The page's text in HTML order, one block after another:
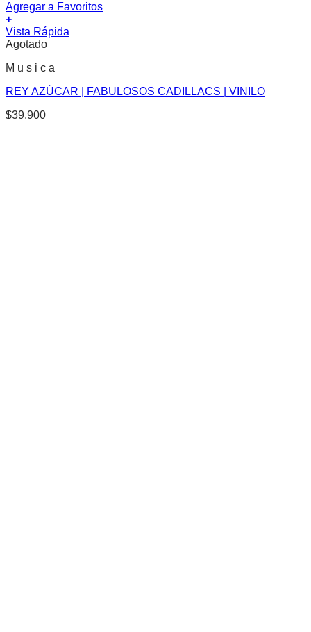
Agregar a Favoritos
+
Vista Rápida
Agotado
M u s i c a
REY AZÚCAR | FABULOSOS CADILLACS | VINILO
$39.900